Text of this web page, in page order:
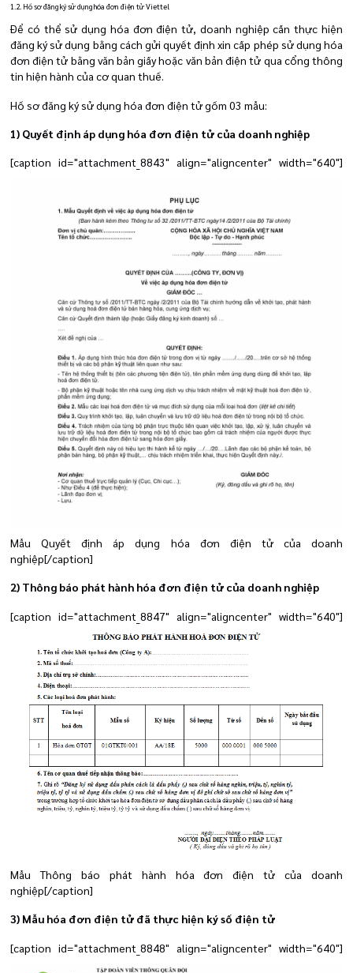
1.2. Hồ sơ đăng ký sử dụng hóa đơn điện tử Viettel
Để có thể sử dụng hóa đơn điện tử, doanh nghiệp cần thực hiện
đăng ký sử dụng bằng cách gửi quyết định xin cấp phép sử dụng hóa
đơn điện tử bằng văn bản giấy hoặc văn bản điện tử qua cổng thông
tin hiện hành của cơ quan thuế.
Hồ sơ đăng ký sử dụng hóa đơn điện tử gồm 03 mẫu:
1) Quyết định áp dụng hóa đơn điện tử của doanh nghiệp
[caption id="attachment_8843" align="aligncenter" width="640"]
Mẫu Quyết định áp dụng hóa đơn điện tử của doanh
nghiệp[/caption]
2) Thông báo phát hành hóa đơn điện tử của doanh nghiệp
[caption id="attachment_8847" align="aligncenter" width="640"]
Mẫu Thông báo phát hành hóa đơn điện tử của doanh
nghiệp[/caption]
3) Mẫu hóa đơn điện tử đã thực hiện ký số điện tử
[caption id="attachment_8848" align="aligncenter" width="640"]